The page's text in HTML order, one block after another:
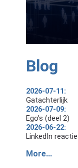
Blog
2026-07-11:
Gatachterlijk
2026-07-09:
Ego's (deel 2)
2026-06-22:
LinkedIn
More...